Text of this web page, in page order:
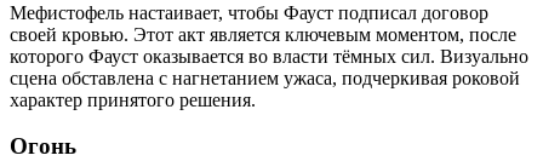
Мефистофель настаивает, чтобы Фауст подписал договор
своей кровью. Этот акт является ключевым моментом, после
которого Фауст оказывается во власти тёмных сил. Визуально
сцена обставлена с нагнетанием ужаса, подчеркивая роковой
характер принятого решения.
Огонь